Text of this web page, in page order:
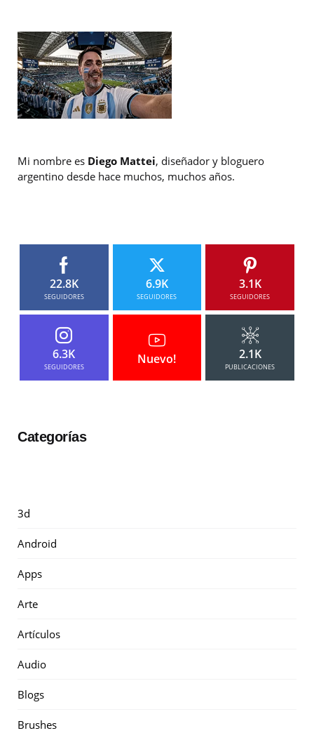
Mi nombre es Diego Mattei, diseñador y bloguero
argentino desde hace muchos, muchos años.
22.8K
SEGUIDORES
6.9K
SEGUIDORES
3.1K
SEGUIDORES
6.3K
SEGUIDORES
Nuevo! 2.1K
PUBLICACIONES
Categorías
3d
Android
Apps
Arte
Artículos
Audio
Blogs
Brushes